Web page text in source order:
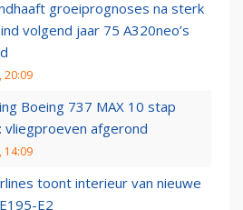
groeiprognoses na sterk
volgend jaar 75 A320neo’s
20:09
Boeing 737 MAX 10 stap
vliegproeven afgerond
14:09
toont interieur van nieuwe
E2